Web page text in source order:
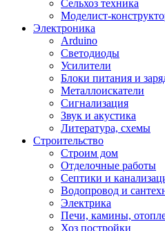
Сельхоз техника
Моделист-
Электроника
Arduino
Светодиоды
Усилители
Блоки питания и
Металлоискатели
Сигнализация
Звук и акустика
Литература, схемы
Строительство
Строим дом
Отделочные работы
Септики и
Водопровод и
Электрика
Печи, камины,
Хоз постройки